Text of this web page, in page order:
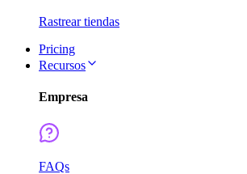
Rastrear tiendas
Pricing
Recursos
Empresa
FAQs